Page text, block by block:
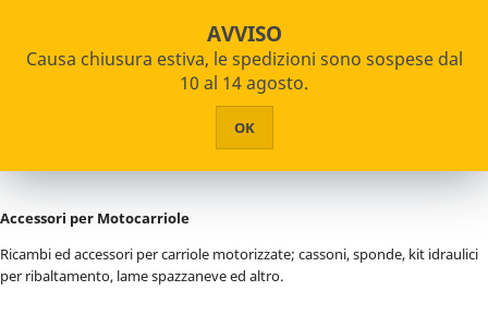

PRODOTTI
Giardinaggio e Agricoltura
Accessori e Ricambi
Accessori per Motocarriole
Ricambi ed accessori per carriole motorizzate; cassoni, sponde, kit idraulici
per ribaltamento, lame spazzaneve ed altro.
AVVISO
Causa chiusura estiva, le spedizioni sono sospese dal
10 al 14 agosto.
OK